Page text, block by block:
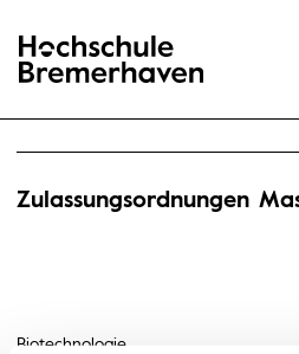
Hochschule Bremerhaven
Zulassungsordnungen
Biotechnologie